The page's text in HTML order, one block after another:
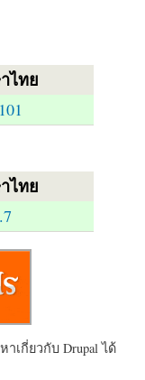
ไทย
ไทย
กี่ยวกับ Drupal ได้